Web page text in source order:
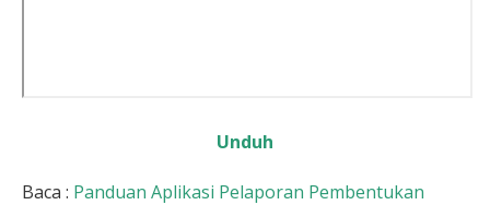
Unduh
Baca : Panduan Aplikasi Pelaporan Pembentukan